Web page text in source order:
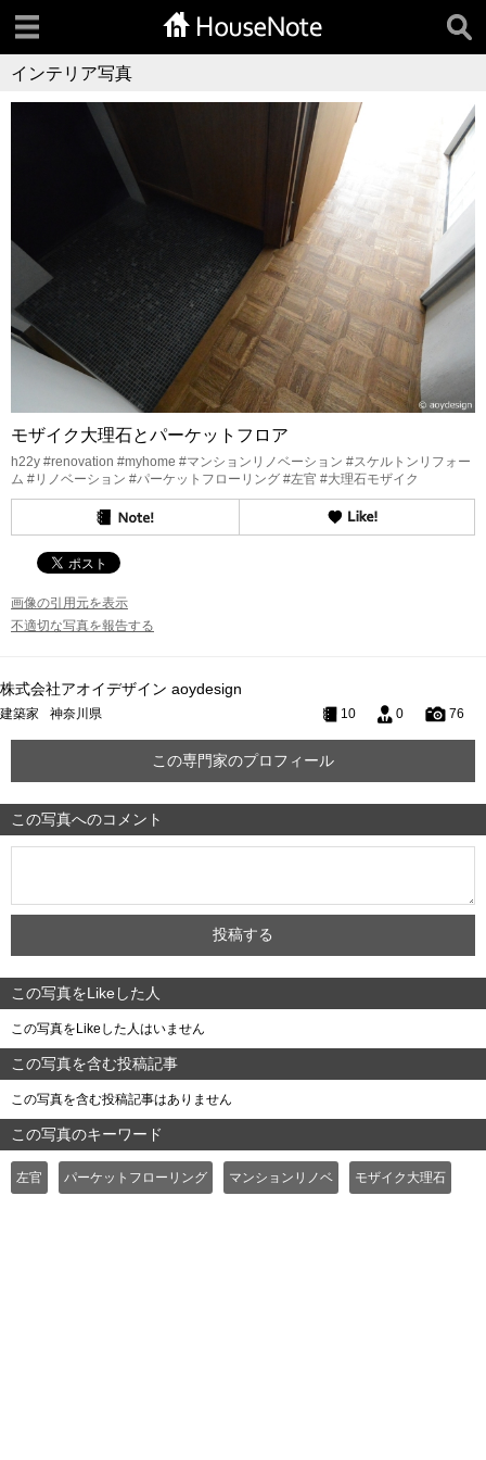
インテリア写真
モザイク大理石とパーケットフロア
h22y #renovation #myhome #マンションリノベーション #スケルトンリフォー
ム #リノベーション #パーケットフローリング #左官 #大理石モザイク
画像の引用元を表示
不適切な写真を報告する
株式会社アオイデザイン aoydesign
建築家 神奈川県 10 0 76
この専門家のプロフィール
この写真へのコメント
この写真をLikeした人
この写真をLikeした人はいません
この写真を含む投稿記事
この写真を含む投稿記事はありません
この写真のキーワード
左官 パーケットフローリング マンションリノベ モザイク大理石